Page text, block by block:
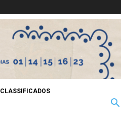
CLASSIFICADOS